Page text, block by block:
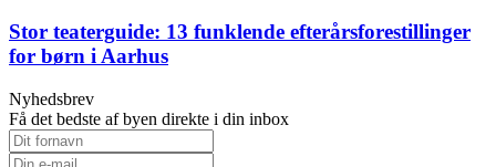
Stor teaterguide: 13 funklende efterårsforestillinger
for børn i Aarhus
Nyhedsbrev
Få det bedste af byen direkte i din inbox